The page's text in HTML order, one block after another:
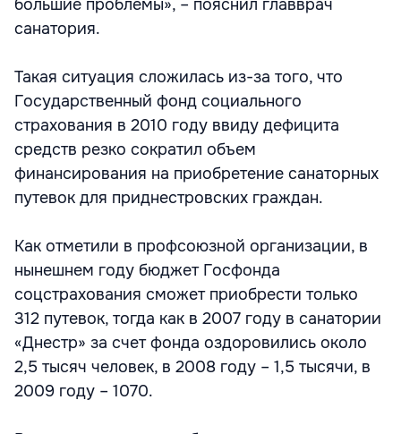
большие проблемы», – пояснил главврач
санатория.
Такая ситуация сложилась из-за того, что
Государственный фонд социального
страхования в 2010 году ввиду дефицита
средств резко сократил объем
финансирования на приобретение санаторных
путевок для приднестровских граждан.
Как отметили в профсоюзной организации, в
нынешнем году бюджет Госфонда
соцстрахования сможет приобрести только
312 путевок, тогда как в 2007 году в санатории
«Днестр» за счет фонда оздоровились около
2,5 тысяч человек, в 2008 году – 1,5 тысячи, в
2009 году – 1070.